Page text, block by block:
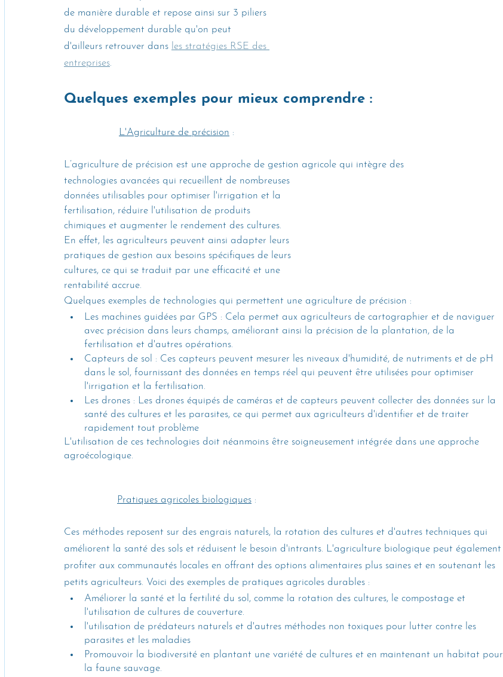
de manière durable et repose ainsi sur 3 piliers
du développement durable qu'on peut
d'ailleurs retrouver dans les stratégies RSE des
entreprises.
Quelques exemples pour mieux comprendre :
L'Agriculture de précision :
L’agriculture de précision est une approche de gestion agricole qui intègre des
technologies avancées qui recueillent de nombreuses
données utilisables pour optimiser l'irrigation et la
fertilisation, réduire l'utilisation de produits
chimiques et augmenter le rendement des cultures.
En effet, les agriculteurs peuvent ainsi adapter leurs
pratiques de gestion aux besoins spécifiques de leurs
cultures, ce qui se traduit par une efficacité et une
rentabilité accrue.
Quelques exemples de technologies qui permettent une agriculture de précision :
Les machines guidées par GPS : Cela permet aux agriculteurs de cartographier et de naviguer
avec précision dans leurs champs, améliorant ainsi la précision de la plantation, de la
fertilisation et d'autres opérations.
Capteurs de sol : Ces capteurs peuvent mesurer les niveaux d'humidité, de nutriments et de pH
dans le sol, fournissant des données en temps réel qui peuvent être utilisées pour optimiser
l'irrigation et la fertilisation.
Les drones : Les drones équipés de caméras et de capteurs peuvent collecter des données sur la
santé des cultures et les parasites, ce qui permet aux agriculteurs d'identifier et de traiter
rapidement tout problème
L'utilisation de ces technologies doit néanmoins être soigneusement intégrée dans une approche
agroécologique.
Pratiques agricoles biologiques :
Ces méthodes reposent sur des engrais naturels, la rotation des cultures et d'autres techniques qui
améliorent la santé des sols et réduisent le besoin d'intrants. L'agriculture biologique peut également
profiter aux communautés locales en offrant des options alimentaires plus saines et en soutenant les
petits agriculteurs. Voici des exemples de pratiques agricoles durables :
Améliorer la santé et la fertilité du sol, comme la rotation des cultures, le compostage et
l'utilisation de cultures de couverture.
l'utilisation de prédateurs naturels et d'autres méthodes non toxiques pour lutter contre les
parasites et les maladies
Promouvoir la biodiversité en plantant une variété de cultures et en maintenant un habitat pour
la faune sauvage.